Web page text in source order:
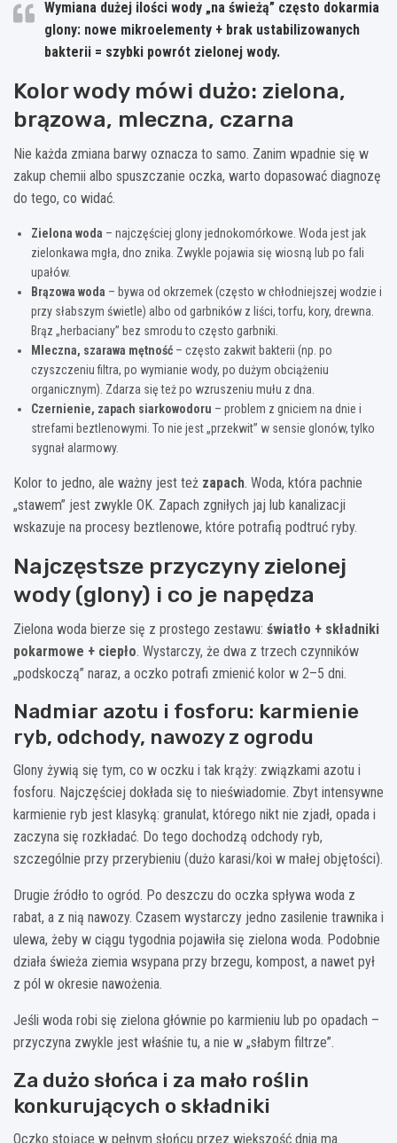
Wymiana dużej ilości wody „na świeżą” często dokarmia
glony: nowe mikroelementy + brak ustabilizowanych
bakterii = szybki powrót zielonej wody.
Kolor wody mówi dużo: zielona,
brązowa, mleczna, czarna
Nie każda zmiana barwy oznacza to samo. Zanim wpadnie się w
zakup chemii albo spuszczanie oczka, warto dopasować diagnozę
do tego, co widać.
Zielona woda – najczęściej glony jednokomórkowe. Woda jest jak
zielonkawa mgła, dno znika. Zwykle pojawia się wiosną lub po fali
upałów.
Brązowa woda – bywa od okrzemek (często w chłodniejszej wodzie i
przy słabszym świetle) albo od garbników z liści, torfu, kory, drewna.
Brąz „herbaciany” bez smrodu to często garbniki.
Mleczna, szarawa mętność – często zakwit bakterii (np. po
czyszczeniu filtra, po wymianie wody, po dużym obciążeniu
organicznym). Zdarza się też po wzruszeniu mułu z dna.
Czernienie, zapach siarkowodoru – problem z gniciem na dnie i
strefami beztlenowymi. To nie jest „przekwit” w sensie glonów, tylko
sygnał alarmowy.
Kolor to jedno, ale ważny jest też zapach. Woda, która pachnie
„stawem” jest zwykle OK. Zapach zgniłych jaj lub kanalizacji
wskazuje na procesy beztlenowe, które potrafią podtruć ryby.
Najczęstsze przyczyny zielonej
wody (glony) i co je napędza
Zielona woda bierze się z prostego zestawu: światło + składniki
pokarmowe + ciepło. Wystarczy, że dwa z trzech czynników
„podskoczą” naraz, a oczko potrafi zmienić kolor w 2–5 dni.
Nadmiar azotu i fosforu: karmienie
ryb, odchody, nawozy z ogrodu
Glony żywią się tym, co w oczku i tak krąży: związkami azotu i
fosforu. Najczęściej dokłada się to nieświadomie. Zbyt intensywne
karmienie ryb jest klasyką: granulat, którego nikt nie zjadł, opada i
zaczyna się rozkładać. Do tego dochodzą odchody ryb,
szczególnie przy przerybieniu (dużo karasi/koi w małej objętości).
Drugie źródło to ogród. Po deszczu do oczka spływa woda z
rabat, a z nią nawozy. Czasem wystarczy jedno zasilenie trawnika i
ulewa, żeby w ciągu tygodnia pojawiła się zielona woda. Podobnie
działa świeża ziemia wsypana przy brzegu, kompost, a nawet pył
z pól w okresie nawożenia.
Jeśli woda robi się zielona głównie po karmieniu lub po opadach –
przyczyna zwykle jest właśnie tu, a nie w „słabym filtrze”.
Za dużo słońca i za mało roślin
konkurujących o składniki
Oczko stojące w pełnym słońcu przez większość dnia ma